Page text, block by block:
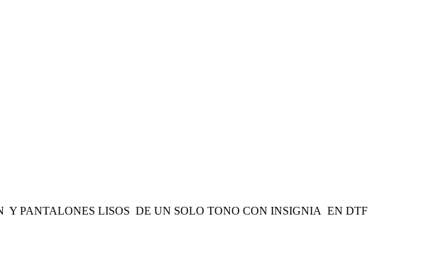
Y PANTALONES LISOS DE UN SOLO TONO CON INSIGNIA EN DTF